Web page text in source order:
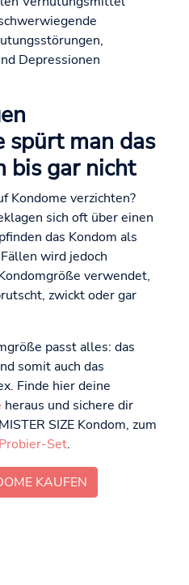
Depressionen
spürt man das
bis gar nicht
Kondome verzichten?
sich oft über einen
das Kondom als
wird jedoch
verwendet,
zwickt oder gar
passt alles: das
somit auch das
Finde hier deine
heraus und sichere dir
SIZE Kondom, zum
Probier-Set.
KAUFEN